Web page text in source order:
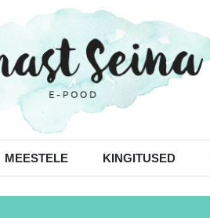
MEESTELE KINGITUSED